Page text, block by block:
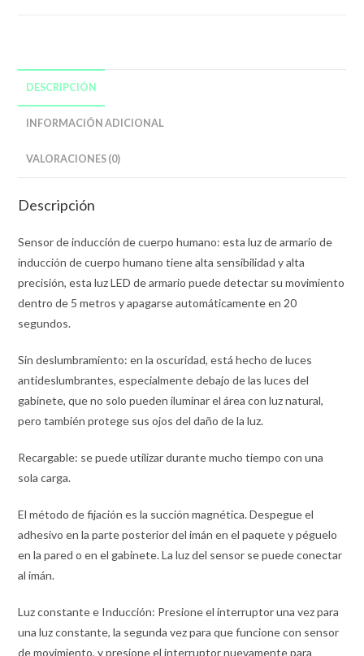
DESCRIPCIÓN
INFORMACIÓN ADICIONAL
VALORACIONES (0)
Descripción
Sensor de inducción de cuerpo humano: esta luz de armario de
inducción de cuerpo humano tiene alta sensibilidad y alta
precisión, esta luz LED de armario puede detectar su movimiento
dentro de 5 metros y apagarse automáticamente en 20
segundos.
Sin deslumbramiento: en la oscuridad, está hecho de luces
antideslumbrantes, especialmente debajo de las luces del
gabinete, que no solo pueden iluminar el área con luz natural,
pero también protege sus ojos del daño de la luz.
Recargable: se puede utilizar durante mucho tiempo con una
sola carga.
El método de fijación es la succión magnética. Despegue el
adhesivo en la parte posterior del imán en el paquete y péguelo
en la pared o en el gabinete. La luz del sensor se puede conectar
al imán.
Luz constante e Inducción: Presione el interruptor una vez para
una luz constante, la segunda vez para que funcione con sensor
de movimiento, y presione el interruptor nuevamente para